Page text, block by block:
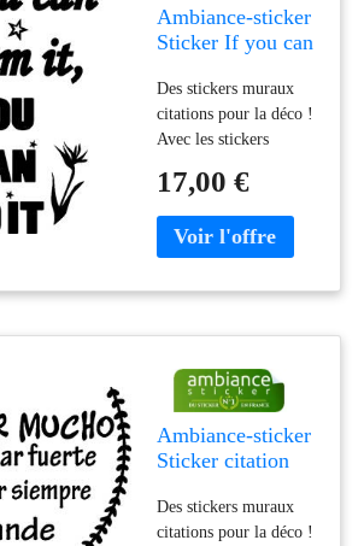
Ambiance-sticker
Sticker If you can
do it II
Des stickers muraux
citations pour la déco !
Avec les stickers
you can dream it, you
can do it II, vous
pourrez enfin décorer
cuisine à votre guise
Trouvez l'inspiration et
optez pour le style qui
vous convient le mieux
pour améliorer
17,00 €
Ambiance-sticker
Sticker citation
Des stickers muraux
citations pour la déco !